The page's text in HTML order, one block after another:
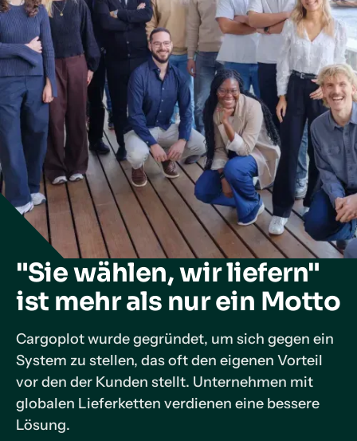
"Sie wählen, wir liefern"
ist mehr als nur ein Motto
Cargoplot wurde gegründet, um sich gegen ein
System zu stellen, das oft den eigenen Vorteil
vor den der Kunden stellt. Unternehmen mit
globalen Lieferketten verdienen eine bessere
Lösung.